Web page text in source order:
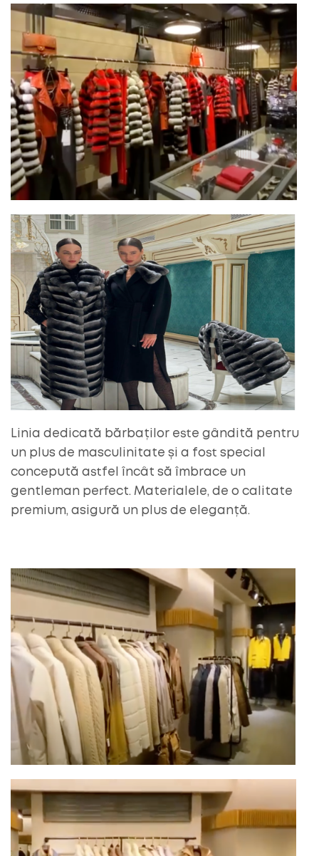
Linia dedicată bărbaților este gândită pentru
un plus de masculinitate și a fost special
concepută astfel încât să îmbrace un
gentleman perfect. Materialele, de o calitate
premium, asigură un plus de eleganță.